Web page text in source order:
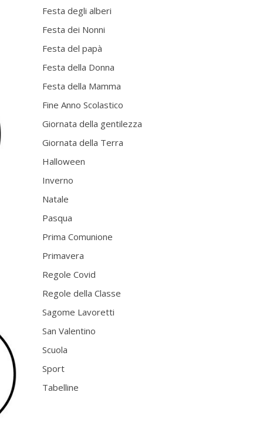
Festa degli alberi
Festa dei Nonni
Festa del papà
Festa della Donna
Festa della Mamma
Fine Anno Scolastico
Giornata della gentilezza
Giornata della Terra
Halloween
Inverno
Natale
Pasqua
Prima Comunione
Primavera
Regole Covid
Regole della Classe
Sagome Lavoretti
San Valentino
Scuola
Sport
Tabelline